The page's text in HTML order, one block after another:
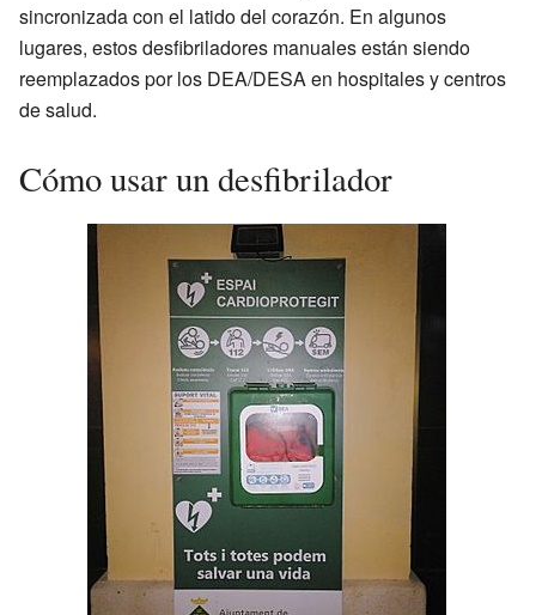
sincronizada con el latido del corazón. En algunos
lugares, estos desfibriladores manuales están siendo
reemplazados por los DEA/DESA en hospitales y centros
de salud.
Cómo usar un desfibrilador